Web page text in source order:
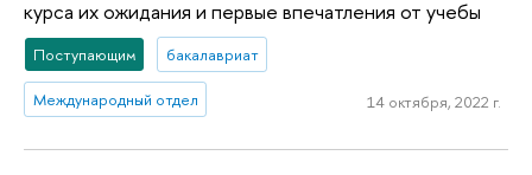
курса их ожидания и первые впечатления от учебы
Поступающим бакалавриат
Международный отдел 14 октября, 2022 г.